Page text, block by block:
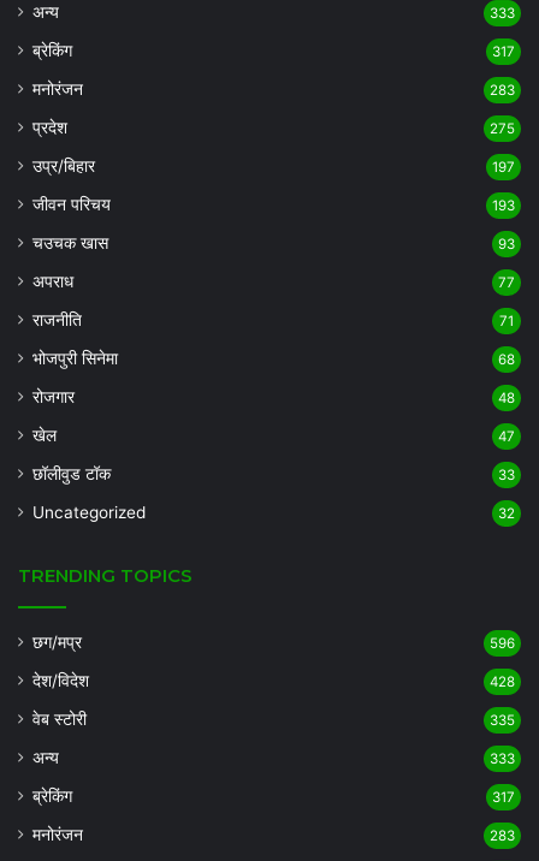
अन्य 333
ब्रेकिंग 317
मनोरंजन 283
प्रदेश 275
उप्र/बिहार 197
जीवन परिचय 193
चउचक खास 93
अपराध 77
राजनीति 71
भोजपुरी सिनेमा 68
रोजगार 48
खेल 47
छॉलीवुड टॉक 33
Uncategorized 32
TRENDING TOPICS
छग/मप्र 596
देश/विदेश 428
वेब स्टोरी 335
अन्य 333
ब्रेकिंग 317
मनोरंजन 283